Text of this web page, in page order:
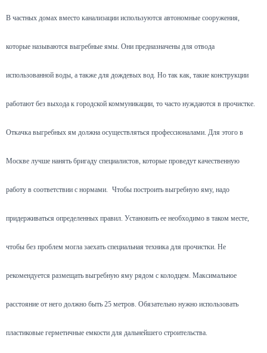
В частных домах вместо канализации используются автономные сооружения,
которые называются выгребные ямы. Они предназначены для отвода
использованной воды, а также для дождевых вод. Но так как, такие конструкции
работают без выхода к городской коммуникации, то часто нуждаются в прочистке.
Откачка выгребных ям должна осуществляться профессионалами. Для этого в
Москве лучше нанять бригаду специалистов, которые проведут качественную
работу в соответствии с нормами. Чтобы построить выгребную яму, надо
придерживаться определенных правил. Установить ее необходимо в таком месте,
чтобы без проблем могла заехать специальная техника для прочистки. Не
рекомендуется размещать выгребную яму рядом с колодцем. Максимальное
расстояние от него должно быть 25 метров. Обязательно нужно использовать
пластиковые герметичные емкости для дальнейшего строительства.